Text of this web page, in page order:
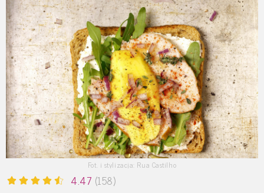
Fot. i stylizacja: Rua Castilho
4.47 (158)